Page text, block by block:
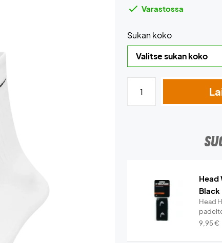
Varastossa
Sukan koko
Head
Black
Head
9,95€